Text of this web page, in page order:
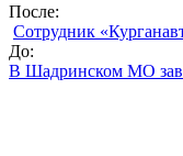
После:
Сотрудник
До:
В Шадринском МО